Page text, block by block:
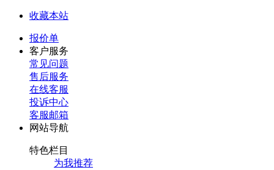
收藏本站
报价单
客户服务
常见问题
售后服务
在线客服
投诉中心
客服邮箱
网站导航
特色栏目
为我推荐